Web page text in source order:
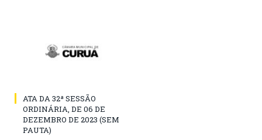
ATA DA 32ª SESSÃO
ORDINÁRIA, DE 06 DE
DEZEMBRO DE 2023 (SEM
PAUTA)